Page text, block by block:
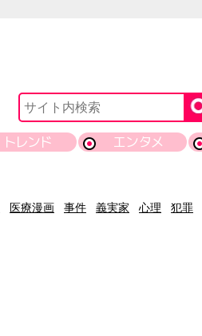
トレンド エンタメ
医療漫画 事件 義実家 心理 犯罪